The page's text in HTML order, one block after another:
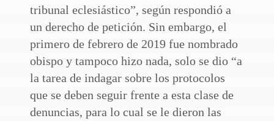
tribunal eclesiástico”, según respondió a
un derecho de petición. Sin embargo, el
primero de febrero de 2019 fue nombrado
obispo y tampoco hizo nada, solo se dio “a
la tarea de indagar sobre los protocolos
que se deben seguir frente a esta clase de
denuncias, para lo cual se le dieron las